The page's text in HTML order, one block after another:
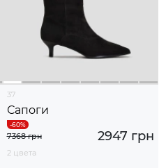
37
Сапоги
2947 грн
7368 грн
2 цвета